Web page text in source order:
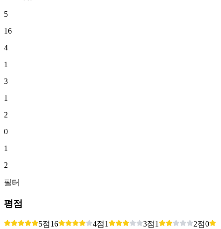
5
16
4
1
3
1
2
0
1
2
필터
평점
5점16 4점1 3점1 2점0